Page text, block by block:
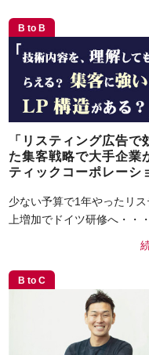
B to B
「リスティング広告
た集客戦略で大手企業
ティックコーポレーシ
少ない予算で1年やったリ
上増加でドイツ研修へ・・・
B to C